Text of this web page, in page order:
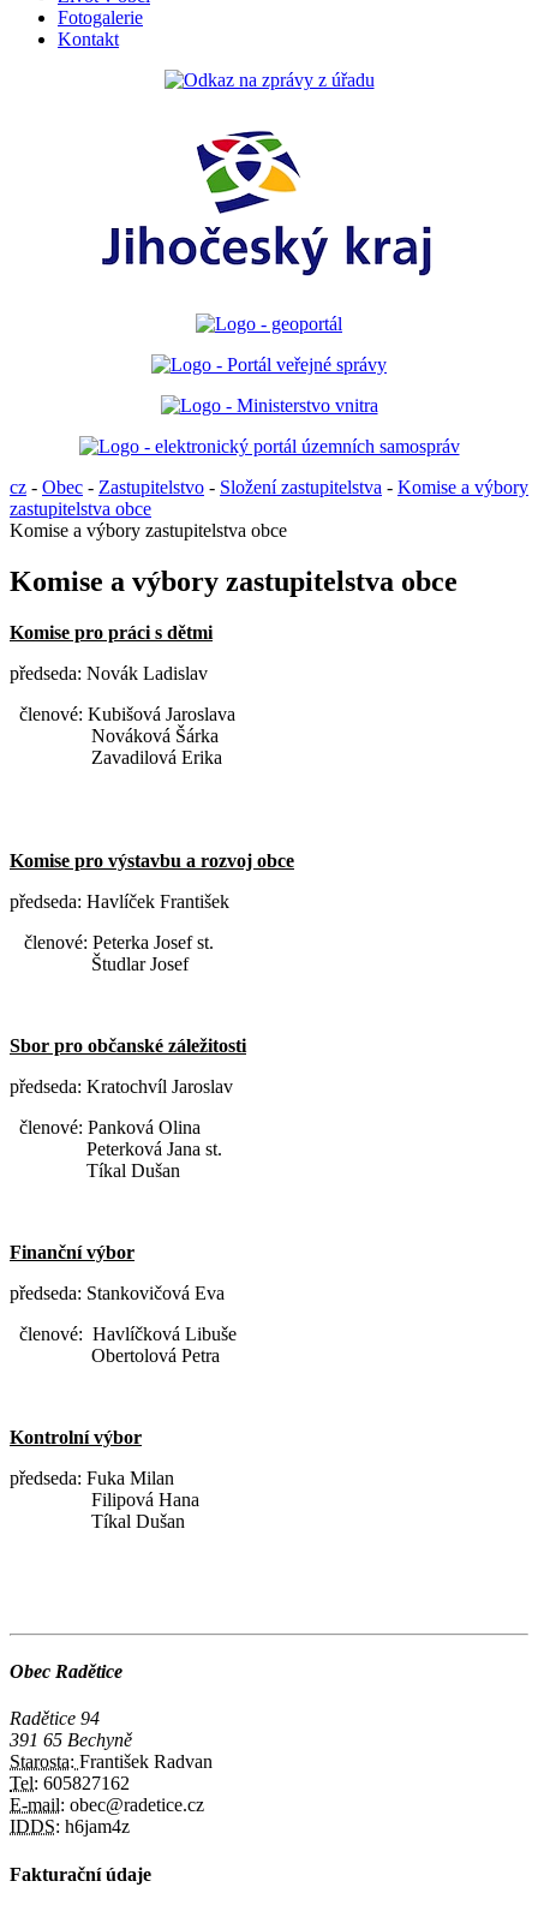
Fotogalerie
Kontakt
cz - Obec - Zastupitelstvo - Složení zastupitelstva - Komise a výbory
zastupitelstva obce
Komise a výbory zastupitelstva obce
Komise a výbory zastupitelstva obce
Komise pro práci s dětmi
předseda: Novák Ladislav
členové: Kubišová Jaroslava
Nováková Šárka
Zavadilová Erika
Komise pro výstavbu a rozvoj obce
předseda: Havlíček František
členové: Peterka Josef st.
Študlar Josef
Sbor pro občanské záležitosti
předseda: Kratochvíl Jaroslav
členové: Panková Olina
Peterková Jana st.
Tíkal Dušan
Finanční výbor
předseda: Stankovičová Eva
členové: Havlíčková Libuše
Obertolová Petra
Kontrolní výbor
předseda: Fuka Milan
Filipová Hana
Tíkal Dušan
Obec Radětice
Radětice 94
391 65 Bechyně
Starosta: František Radvan
Tel: 605827162
E-mail: obec@radetice.cz
IDDS: h6jam4z
Fakturační údaje